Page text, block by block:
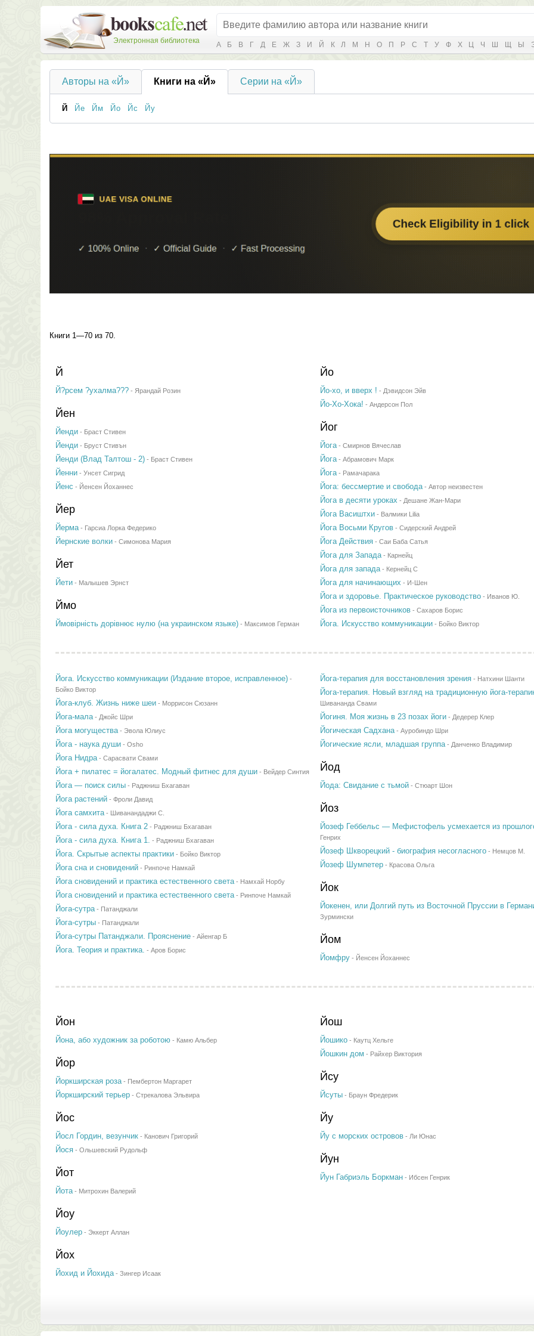
Электронная библиотека А Б В Г Д Е Ж З И Й К Л М Н О П Р С Т У Ф Х Ц Ч Ш Щ Ы
Авторы на «Й» Книги на «Й» Серии на «Й»
Й Йе Йм Йо Йс Йу
Книги 1—70 из 70.
Й
Й?рсем ?ухалма???- Ярандай Розин
Йен
Йенди- Браст Стивен
Йенди- Бруст Стивън
Йенди (Влад Талтош - 2)- Браст Стивен
Йенни- Унсет Сигрид
Йенс - Йенсен Йоханнес
Йер
Йерма- Гарсиа Лорка Федерико
Йернские волки- Симонова Мария
Йет
Йети- Малышев Эрнст
Ймо
Ймовiрнiсть дорiвнює нулю (на украинском языке)- Максимов Герман
Йо
Йо-хо, и вверх ! - Дэвидсон Эйв
Йо-Хо-Хока! - Андерсон Пол
Йог
Йога - Смирнов Вячеслав
Йога - Абрамович Марк
Йога - Рамачарака
Йога: бессмертие и свобода - Автор неизвестен
Йога в десяти уроках - Дешане Жан-Мари
Йога Васиштхи - Валмики Lilia
Йога Восьми Кругов - Сидерский Андрей
Йога Действия - Саи Баба Сатья
Йога для Запада - Карнейц
Йога для запада - Кернейц С
Йога для начинающих - И-Шен
Йога и здоровье. Практическое руководство - Иванов Ю.
Йога из первоисточников - Сахаров Борис
Йога. Искусство коммуникации - Бойко Виктор
Йога. Искусство коммуникации (Издание второе, исправленное)-
Бойко Виктор
Йога-клуб. Жизнь ниже шеи- Моррисон Сюзанн
Йога-мала- Джойс Шри
Йога могущества- Эвола Юлиус
Йога - наука души- Osho
Йога Нидра- Сарасвати Свами
Йога + пилатес = йогалатес. Модный фитнес для души- Вейдер Синтия
Йога — поиск силы- Раджниш Бхагаван
Йога растений- Фроли Давид
Йога самхита- Шиванандаджи С.
Йога - сила духа. Книга 2- Раджниш Бхагаван
Йога - сила духа. Книга 1. - Раджниш Бхагаван
Йога. Скрытые аспекты практики- Бойко Виктор
Йога сна и сновидений- Ринпоче Намкай
Йога сновидений и практика естественного света- Намхай Норбу
Йога сновидений и практика естественного света- Ринпоче Намкай
Йога-сутра- Патанджали
Йога-сутры- Патанджали
Йога-сутры Патанджали. Прояснение- Айенгар Б
Йога. Теория и практика. - Аров Борис
Йога-терапия для восстановления зрения - Натхини Шанти
Йога-терапия. Новый взгляд на традиционную йога-
Шивананда Свами
Йогиня. Моя жизнь в 23 позах йоги - Дедерер Клер
Йогическая Садхана - Ауробиндо Шри
Йогические ясли, младшая группа - Данченко Владимир
Йод
Йода: Свидание с тьмой - Стюарт Шон
Йоз
Йозеф Геббельс — Мефистофель усмехается из
Генрих
Йозеф Шкворецкий - биография несогласного - Немцов М.
Йозеф Шумпетер - Красова Ольга
Йок
Йокенен, или Долгий путь из Восточной Пруссии в
Зурмински
Йом
Йомфру - Йенсен Йоханнес
Йон
Йона, або художник за роботою- Камю Альбер
Йор
Йоркширская роза- Пембертон Маргарет
Йоркширский терьер- Стрекалова Эльвира
Йос
Йосл Гордин, везунчик- Канович Григорий
Йося- Ольшевский Рудольф
Йот
Йота- Митрохин Валерий
Йоу
Йоулер- Эккерт Аллан
Йох
Йохид и Йохида- Зингер Исаак
Йош
Йошико - Каутц Хельге
Йошкин дом - Райхер Виктория
Йсу
Йсуты - Браун Фредерик
Йу
Йу с морских островов - Ли Юнас
Йун
Йун Габриэль Боркман - Ибсен Генрик